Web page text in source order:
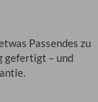
Passendes zu
gefertigt – und